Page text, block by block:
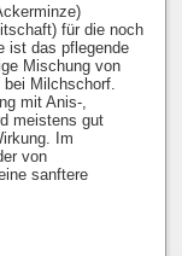
für die noch
ist das pflegende
Mischung von
Milchschorf.
mit Anis-,
meistens gut
Im
von
sanftere